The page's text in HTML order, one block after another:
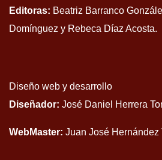
Editoras: Beatriz Barranco
Domínguez y Rebeca Díaz Acosta.
Diseño web y desarrollo
Diseñador: José Daniel Herrera
WebMaster: Juan José Hernández